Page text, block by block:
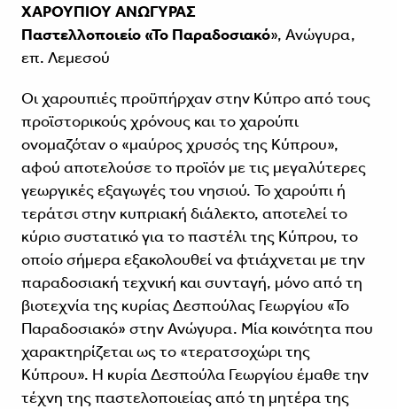
ΧΑΡΟΥΠΙΟΥ ΑΝΩΓΥΡΑΣ
Παστελλοποιείο «Το Παραδοσιακό», Ανώγυρα,
επ. Λεμεσού
Οι χαρουπιές προϋπήρχαν στην Κύπρο από τους
προϊστορικούς χρόνους και το χαρούπι
ονομαζόταν ο «μαύρος χρυσός της Κύπρου»,
αφού αποτελούσε το προϊόν με τις μεγαλύτερες
γεωργικές εξαγωγές του νησιού. To χαρούπι ή
τεράτσι στην κυπριακή διάλεκτο, αποτελεί το
κύριο συστατικό για το παστέλι της Κύπρου, το
οποίο σήμερα εξακολουθεί να φτιάχνεται με την
παραδοσιακή τεχνική και συνταγή, μόνο από τη
βιοτεχνία της κυρίας Δεσπούλας Γεωργίου «Το
Παραδοσιακό» στην Ανώγυρα. Μία κοινότητα που
χαρακτηρίζεται ως το «τερατσοχώρι της
Κύπρου». Η κυρία Δεσπούλα Γεωργίου έμαθε την
τέχνη της παστελοποιείας από τη μητέρα της